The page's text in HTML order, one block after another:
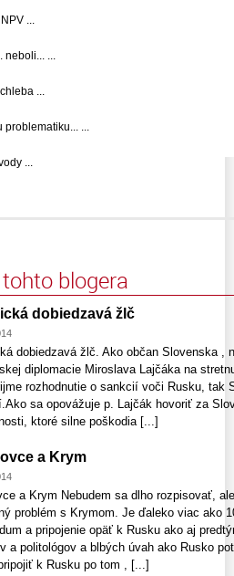
...
...
...
...
...
blogera
dobiedzavá žlč
dobiedzavá žlč. Ako občan Slovenska ,
diplomacie Miroslava Lajčáka na
rozhodnutie o sankcií voči Rusku, tak
sa opovážuje p. Lajčák hovoriť za
ktoré silne poškodia [...]
a Krym
a Krym Nebudem sa dlho rozpisovať,
problém s Krymom. Je ďaleko viac ako
a pripojenie opäť k Rusku ako aj
a politológov a blbých úvah ako Rusko
k Rusku po tom , [...]